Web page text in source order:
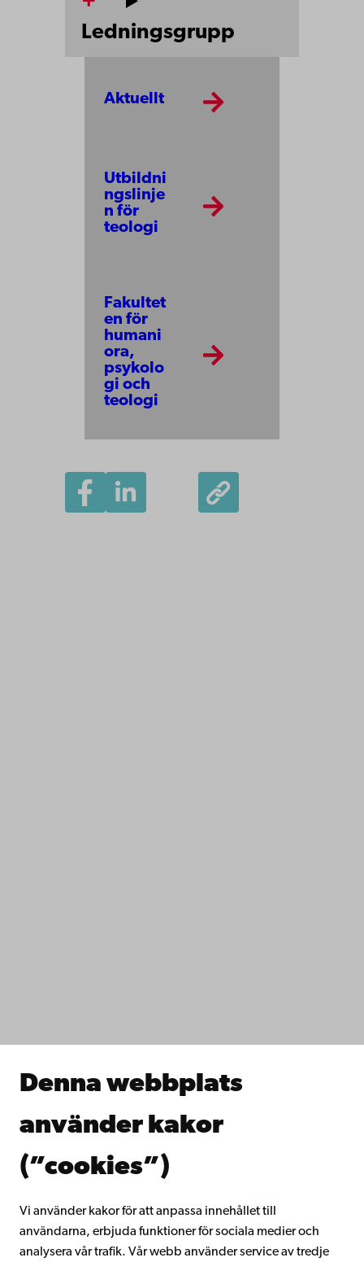
Denna webbplats
använder kakor
(”cookies”)
Vi använder kakor för att anpassa innehållet till
användarna, erbjuda funktioner för sociala medier och
analysera vår trafik. Vår webb använder service av tredje
Ledningsgrupp
Aktuellt
Utbildni
ngslinje
n för
teologi
Fakultet
en för
humani
ora,
psykolo
gi och
teologi
Samarbeta med oss
Kontinuerligt lärande
Gå med i Åbo Akademis alumnnätverk
Intranätet
Facebook InstagramYouTube LinkedIn Blog Snapchat